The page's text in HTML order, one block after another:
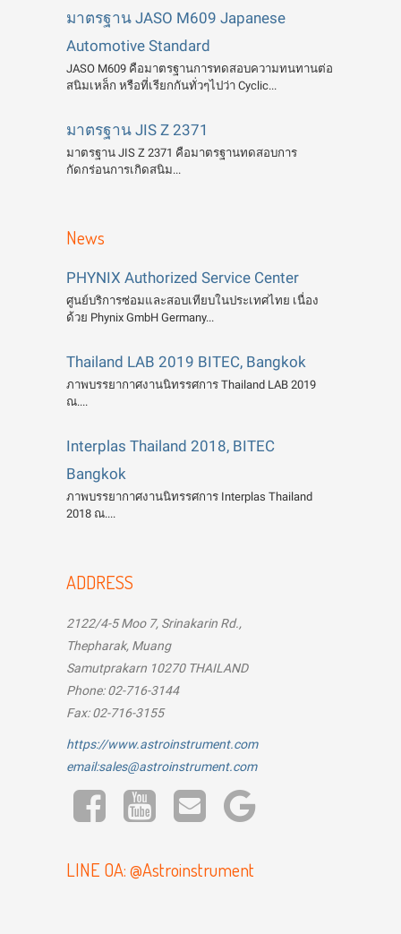
มาตรฐาน JASO M609 Japanese
Automotive Standard
JASO M609 คือมาตรฐานการทดสอบความทนทานต่อ
สนิมเหล็ก หรือที่เรียกกันทั่วๆไปว่า Cyclic...
มาตรฐาน JIS Z 2371
มาตรฐาน JIS Z 2371 คือมาตรฐานทดสอบการ
กัดกร่อนการเกิดสนิม...
News
PHYNIX Authorized Service Center
ศูนย์บริการซ่อมและสอบเทียบในประเทศไทย เนื่อง
ด้วย Phynix GmbH Germany...
Thailand LAB 2019 BITEC, Bangkok
ภาพบรรยากาศงานนิทรรศการ Thailand LAB 2019
ณ....
Interplas Thailand 2018, BITEC
Bangkok
ภาพบรรยากาศงานนิทรรศการ Interplas Thailand
2018 ณ....
ADDRESS
2122/4-5 Moo 7, Srinakarin Rd.,
Thepharak, Muang
Samutprakarn 10270 THAILAND
Phone: 02-716-3144
Fax: 02-716-3155
https://www.astroinstrument.com
email:sales@astroinstrument.com
LINE OA: @Astroinstrument